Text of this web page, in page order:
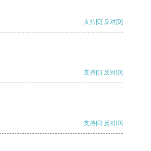
支持[0] 反对[0]
支持[0] 反对[0]
支持[0] 反对[0]